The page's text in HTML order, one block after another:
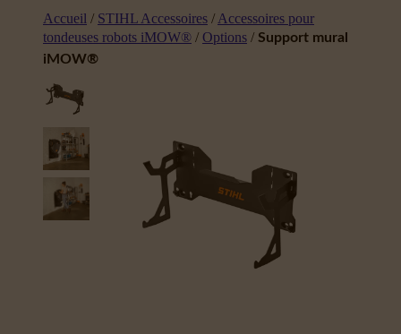
Accueil / STIHL Accessoires / Accessoires pour
tondeuses robots iMOW® / Options / Support mural
iMOW®